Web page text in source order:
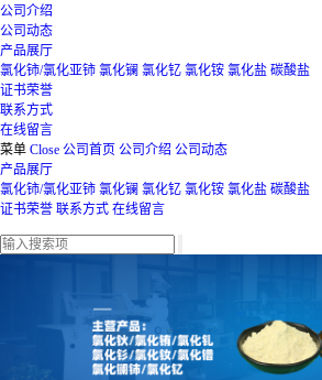
公司介绍
公司动态
产品展厅
氯化铈/氯化亚铈 氯化镧 氯化钇 氯化铵 氯化盐 碳酸盐
证书荣誉
联系方式
在线留言
菜单 Close 公司首页 公司介绍 公司动态
产品展厅
氯化铈/氯化亚铈 氯化镧 氯化钇 氯化铵 氯化盐 碳酸盐
证书荣誉 联系方式 在线留言